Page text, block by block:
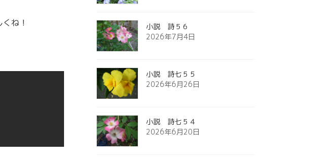
ね！
小説 詩５６
2026年7月4日
小説 詩七５５
2026年6月26日
小説 詩七５４
2026年6月20日